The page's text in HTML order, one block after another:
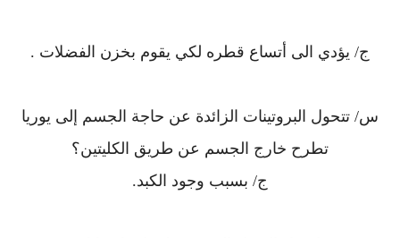
ج/ يؤدي الى أتساع قطره لكي يقوم بخزن الفضلات .
س/ تتحول البروتينات الزائدة عن حاجة الجسم إلى يوريا
تطرح خارج الجسم عن طريق الكليتين؟
ج/ بسبب وجود الكبد.